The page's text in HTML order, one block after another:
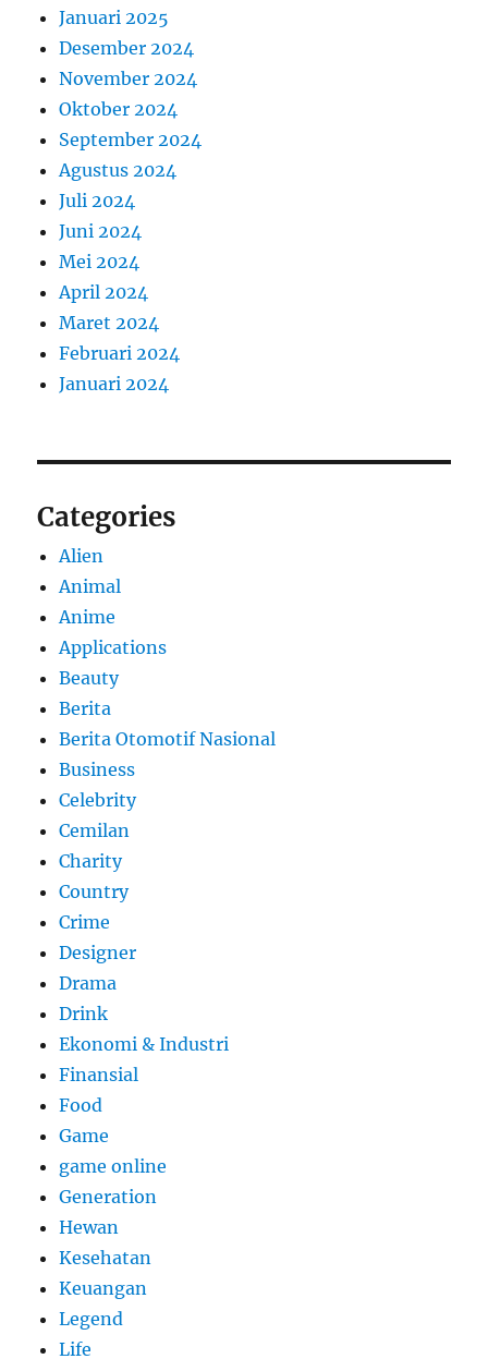
Januari 2025
Desember 2024
November 2024
Oktober 2024
September 2024
Agustus 2024
Juli 2024
Juni 2024
Mei 2024
April 2024
Maret 2024
Februari 2024
Januari 2024
Categories
Alien
Animal
Anime
Applications
Beauty
Berita
Berita Otomotif Nasional
Business
Celebrity
Cemilan
Charity
Country
Crime
Designer
Drama
Drink
Ekonomi & Industri
Finansial
Food
Game
game online
Generation
Hewan
Kesehatan
Keuangan
Legend
Life